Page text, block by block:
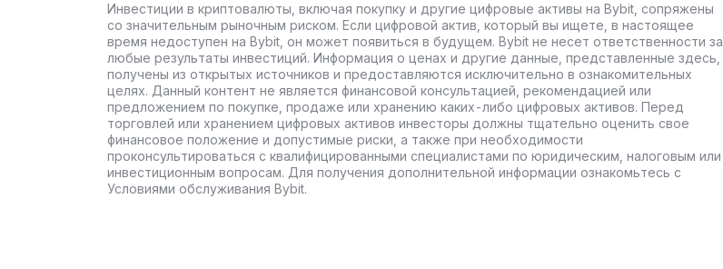
Инвестиции в криптовалюты, включая покупку и другие цифровые активы на Bybit, сопряжены
со значительным рыночным риском. Если цифровой актив, который вы ищете, в настоящее
время недоступен на Bybit, он может появиться в будущем. Bybit не несет ответственности за
любые результаты инвестиций. Информация о ценах и другие данные, представленные здесь,
получены из открытых источников и предоставляются исключительно в ознакомительных
целях. Данный контент не является финансовой консультацией, рекомендацией или
предложением по покупке, продаже или хранению каких-либо цифровых активов. Перед
торговлей или хранением цифровых активов инвесторы должны тщательно оценить свое
финансовое положение и допустимые риски, а также при необходимости
проконсультироваться с квалифицированными специалистами по юридическим, налоговым или
инвестиционным вопросам. Для получения дополнительной информации ознакомьтесь с
Условиями обслуживания Bybit.